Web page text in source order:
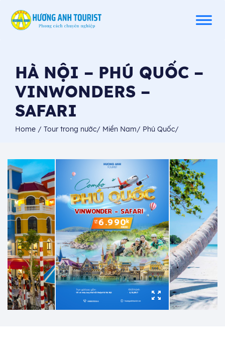
HÀ NỘI – PHÚ QUỐC –
VINWONDERS –
SAFARI
Home / Tour trong nước/ Miền Nam/ Phú Quốc/